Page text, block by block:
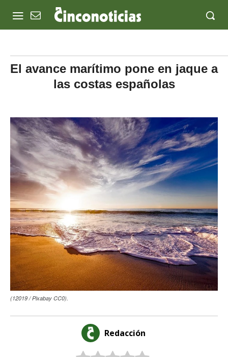
El avance marítimo pone en jaque a
las costas españolas
(12019 / Pixabay CC0).
Redacción